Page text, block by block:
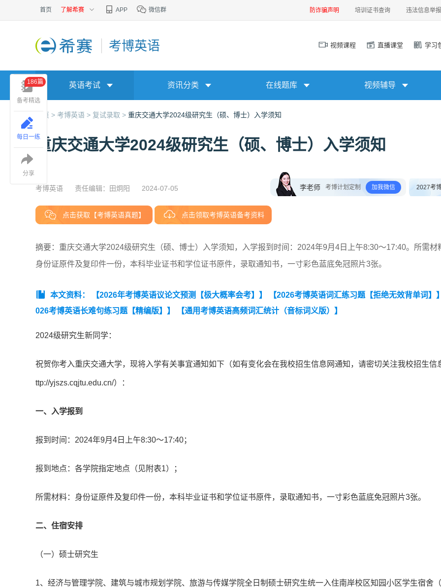
首页 了解希赛 APP 微信群 防诈骗声明 培训证书查询 违法信息举报
考博英语 视频课程 直播课堂 学习
英语考试 资讯分类 在线题库 视频辅导
首页 > 考博英语 > 复试录取 > 重庆交通大学2024级研究生（硕、博士）入学须知
重庆交通大学2024级研究生（硕、博士）入学须知
考博英语 责任编辑：田炯阳 2024-07-05 李老师 考博计划定制 加我微信 2027考
点击获取【考博英语真题】 点击领取考博英语备考资料
摘要：重庆交通大学2024级研究生（硕、博士）入学须知，入学报到时间：2024年9月4日上午8:30～17:40。所需材
身份证原件及复印件一份，本科毕业证书和学位证书原件，录取通知书，一寸彩色蓝底免冠照片3张。
本文资料： 【2026年考博英语议论文预测【极大概率会考】】 【2026考博英语词汇练习题【拒绝无效背单词】】
026考博英语长难句练习题【精编版】】
【通用考博英语高频词汇统计（音标词义版）】
2024级研究生新同学：
祝贺你考入重庆交通大学，现将入学有关事宜通知如下（如有变化会在我校招生信息网通知，请密切关注我校招生信
ttp://yjszs.cqjtu.edu.cn/）：
一、入学报到
报到时间：2024年9月4日上午8:30～17:40；
报到地点：各学院指定地点（见附表1）；
所需材料：身份证原件及复印件一份，本科毕业证书和学位证书原件，录取通知书，一寸彩色蓝底免冠照片3张。
二、住宿安排
（一）硕士研究生
1、经济与管理学院、建筑与城市规划学院、旅游与传媒学院全日制硕士研究生统一入住南岸校区知园小区学生宿舍
备考精选
186篇
每日一练
分享